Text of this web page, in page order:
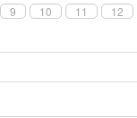
9 10 11 12